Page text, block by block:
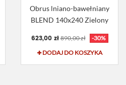
Obrus lniano-bawełniany
BLEND 140x240 Zielony
623,00 zł 890,00 zł
-30%
DODAJ DO KOSZYKA